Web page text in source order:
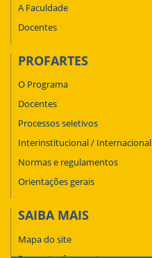
A Faculdade
Docentes
PROFARTES
O Programa
Docentes
Processos seletivos
Interinstitucional / Internacional
Normas e regulamentos
Orientações gerais
SAIBA MAIS
Mapa do site